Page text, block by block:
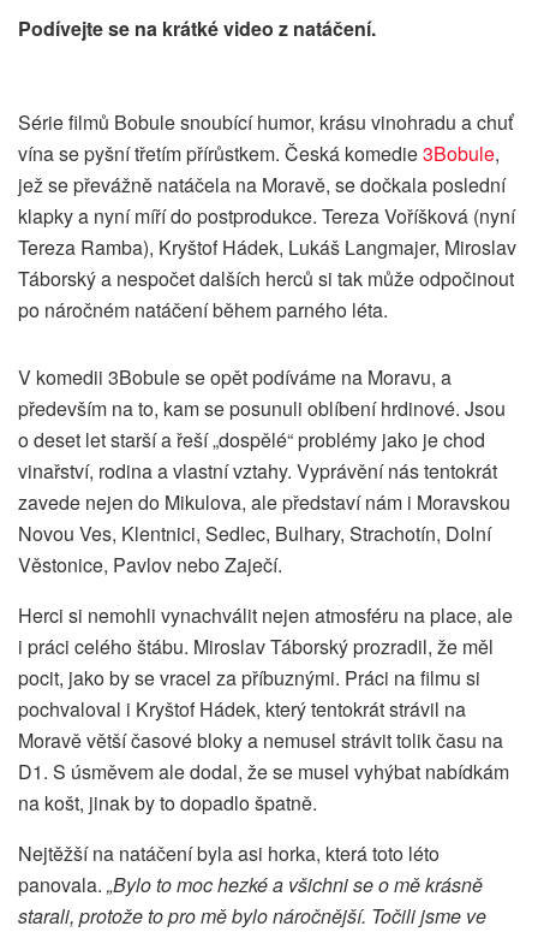
Podívejte se na krátké video z natáčení.
Série filmů Bobule snoubící humor, krásu vinohradu a chuť
vína se pyšní třetím přírůstkem. Česká komedie3Bobule,
jež se převážně natáčela na Moravě, se dočkala poslední
klapky a nyní míří do postprodukce. Tereza Voříšková (nyní
Tereza Ramba), Kryštof Hádek, Lukáš Langmajer, Miroslav
Táborský a nespočet dalších herců si tak může odpočinout
po náročném natáčení během parného léta.
V komedii 3Bobule se opět podíváme na Moravu, a
především na to, kam se posunuli oblíbení hrdinové. Jsou
o deset let starší a řeší „dospělé“ problémy jako je chod
vinařství, rodina a vlastní vztahy. Vyprávění nás tentokrát
zavede nejen do Mikulova, ale představí nám i Moravskou
Novou Ves, Klentnici, Sedlec, Bulhary, Strachotín, Dolní
Věstonice, Pavlov nebo Zaječí.
Herci si nemohli vynachválit nejen atmosféru na place, ale
i práci celého štábu. Miroslav Táborský prozradil, že měl
pocit, jako by se vracel za příbuznými. Práci na filmu si
pochvaloval i Kryštof Hádek, který tentokrát strávil na
Moravě větší časové bloky a nemusel strávit tolik času na
D1. S úsměvem ale dodal, že se musel vyhýbat nabídkám
na košt, jinak by to dopadlo špatně.
Nejtěžší na natáčení byla asi horka, která toto léto
panovala. „Bylo to moc hezké a všichni se o mě krásně
starali, protože to pro mě bylo náročnější. Točili jsme ve